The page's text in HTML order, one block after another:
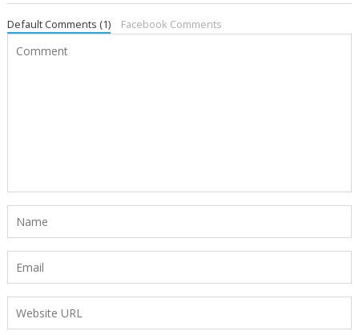
Default Comments (1) Facebook Comments